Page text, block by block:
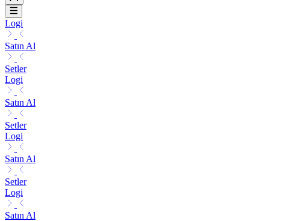
Logi
Satın Al
Setler
Logi
Satın Al
Setler
Logi
Satın Al
Setler
Logi
Satın Al